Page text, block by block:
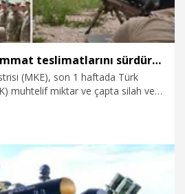
MKE, silah ve mühimmat teslimatlarını sürdürdü
(MKE), son 1 haftada Türk
muhtelif miktar ve çapta silah ve